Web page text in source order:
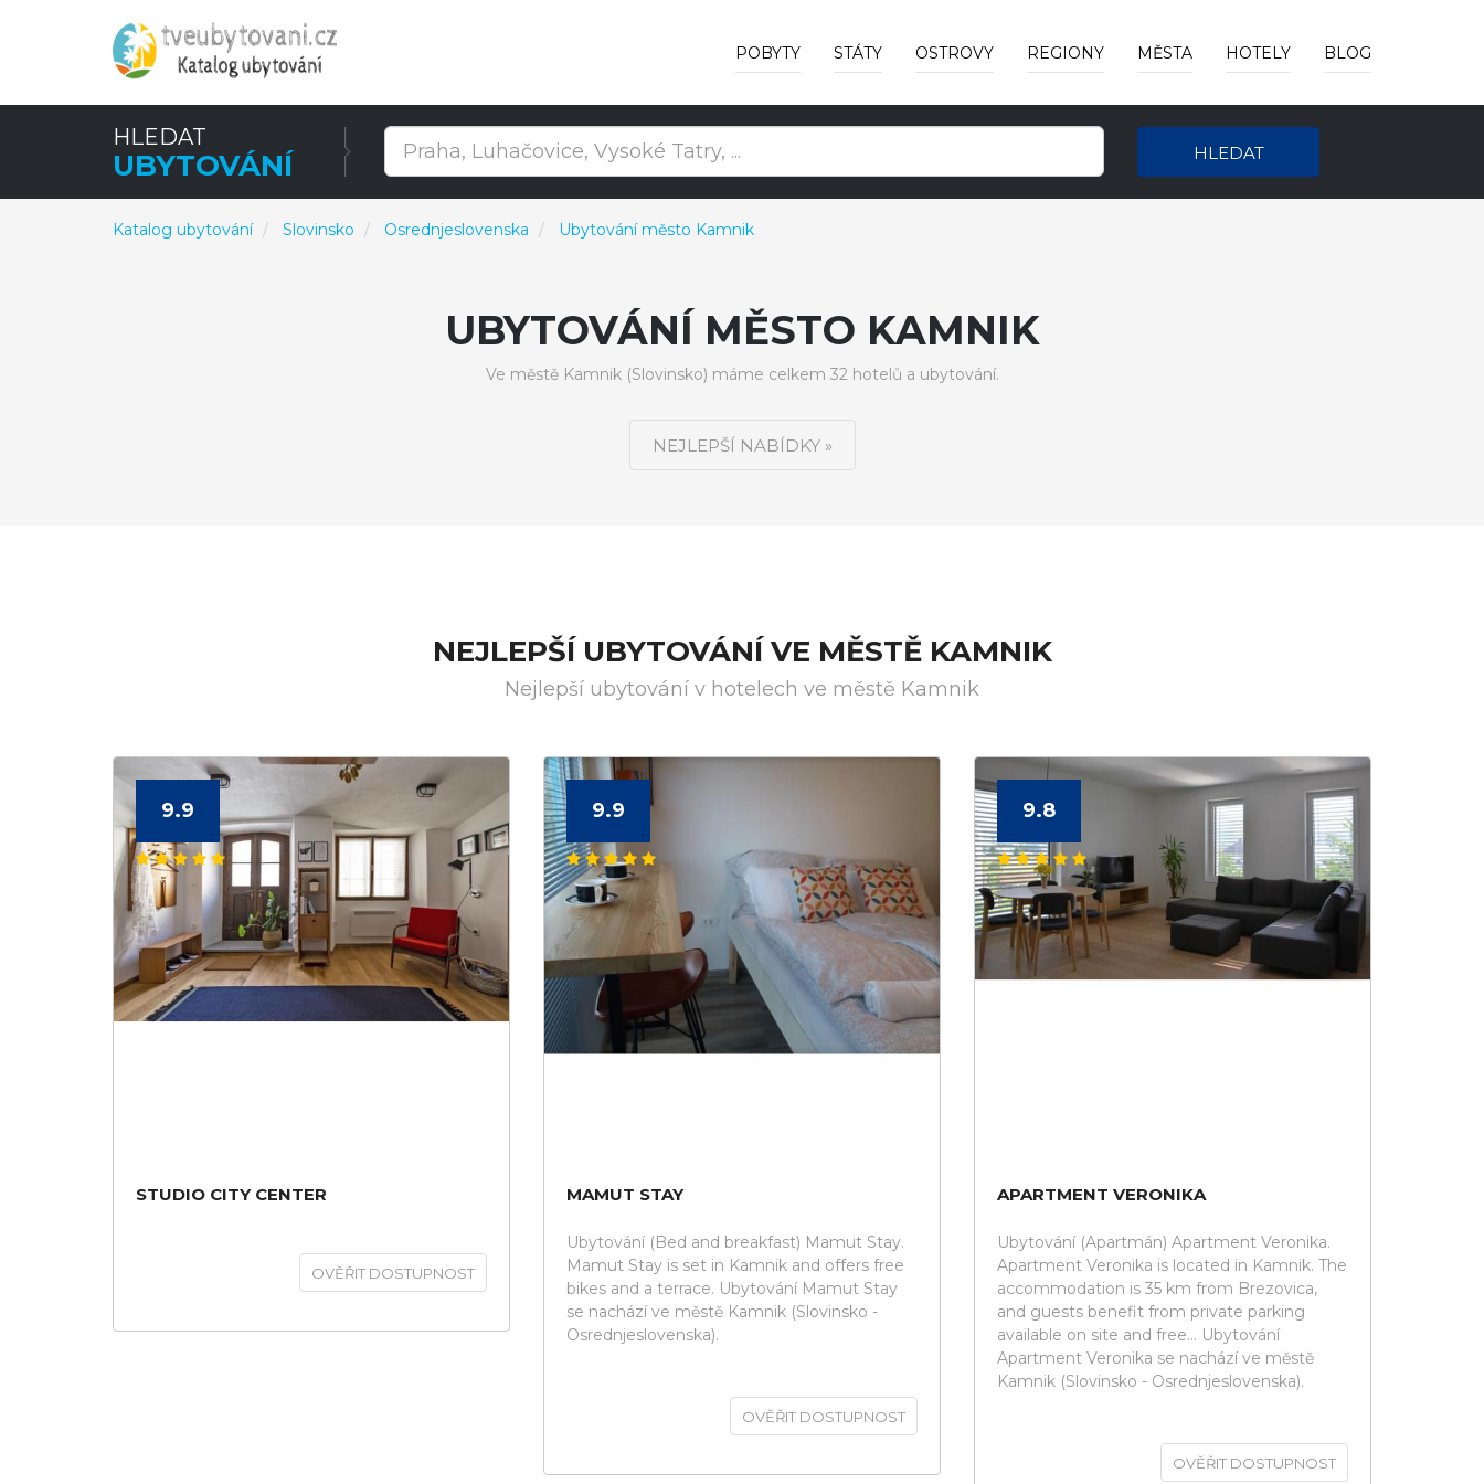
POBYTY STÁTY OSTROVY REGIONY MĚSTA HOTELY BLOG
HLEDAT
UBYTOVÁNÍ HLEDAT
Katalog ubytování Slovinsko Osrednjeslovenska Ubytování město Kamnik
UBYTOVÁNÍ MĚSTO KAMNIK
Ve městě Kamnik (Slovinsko) máme celkem 32 hotelů a ubytování.
NEJLEPŠÍ NABÍDKY »
NEJLEPŠÍ UBYTOVÁNÍ VE MĚSTĚ KAMNIK
Nejlepší ubytování v hotelech ve městě Kamnik
9.9
STUDIO CITY CENTER
OVĚŘIT DOSTUPNOST
9.9
MAMUT STAY
Ubytování (Bed and breakfast) Mamut Stay.
Mamut Stay is set in Kamnik and offers free
bikes and a terrace. Ubytování Mamut Stay
se nachází ve městě Kamnik (Slovinsko -
Osrednjeslovenska).
OVĚŘIT DOSTUPNOST
9.8
APARTMENT VERONIKA
Ubytování (Apartmán) Apartment Veronika.
Apartment Veronika is located in Kamnik. The
accommodation is 35 km from Brezovica,
and guests benefit from private parking
available on site and free... Ubytování
Apartment Veronika se nachází ve městě
Kamnik (Slovinsko - Osrednjeslovenska).
OVĚŘIT DOSTUPNOST